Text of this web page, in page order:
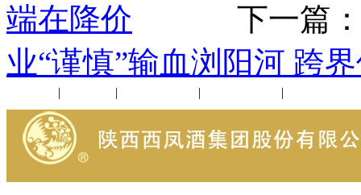
端在降价 下一篇
业“谨慎”输血浏阳河 跨
| | | |